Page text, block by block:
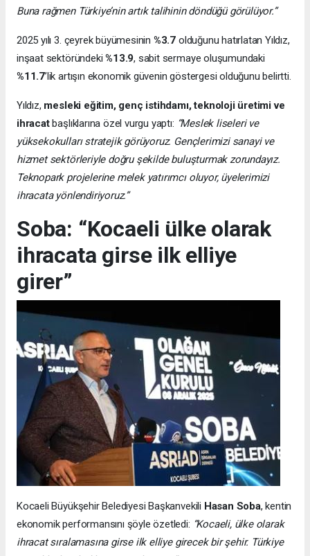
Buna rağmen Türkiye’nin artık talihinin döndüğü görülüyor.”
2025 yılı 3. çeyrek büyümesinin %3.7 olduğunu hatırlatan Yıldız,
inşaat sektöründeki%13.9, sabit sermaye oluşumundaki
%11.7’lik artışın ekonomik güvenin göstergesi olduğunu belirtti.
Yıldız, mesleki eğitim, genç istihdamı, teknoloji üretimi ve
ihracatbaşlıklarına özel vurgu yaptı: “Meslek liseleri ve
yüksekokulları stratejik görüyoruz. Gençlerimizi sanayi ve
hizmet sektörleriyle doğru şekilde buluşturmak zorundayız.
Teknopark projelerine melek yatırımcı oluyor, üyelerimizi
ihracata yönlendiriyoruz.”
Soba: “Kocaeli ülke olarak
ihracata girse ilk elliye
girer”
Kocaeli Büyükşehir Belediyesi Başkanvekili Hasan Soba, kentin
ekonomik performansını şöyle özetledi: “Kocaeli, ülke olarak
ihracat sıralamasına girse ilk elliye girecek bir şehir. Türkiye